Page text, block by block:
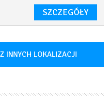
SZCZEGÓŁY
INNYCH LOKALIZACJI